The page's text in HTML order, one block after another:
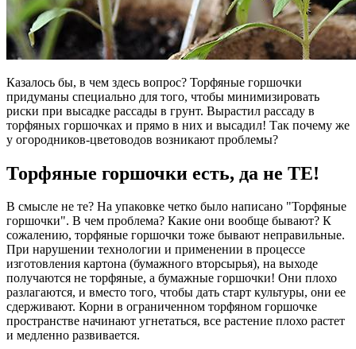
Казалось бы, в чем здесь вопрос? Торфяные горшочки
придуманы специально для того, чтобы минимизировать
риски при высадке рассады в грунт. Вырастил рассаду в
торфяных горшочках и прямо в них и высадил! Так почему же
у огородников-цветоводов возникают проблемы?
Торфяные горшочки есть, да не ТЕ!
В смысле не те? На упаковке четко было написано "Торфяные
горшочки". В чем проблема? Какие они вообще бывают? К
сожалению, торфяные горшочки тоже бывают неправильные.
При нарушении технологии и применении в процессе
изготовления картона (бумажного вторсырья), на выходе
получаются не торфяные, а бумажные горшочки! Они плохо
разлагаются, и вместо того, чтобы дать старт культуры, они ее
сдерживают. Корни в ограниченном торфяном горшочке
пространстве начинают угнетаться, все растение плохо растет
и медленно развивается.